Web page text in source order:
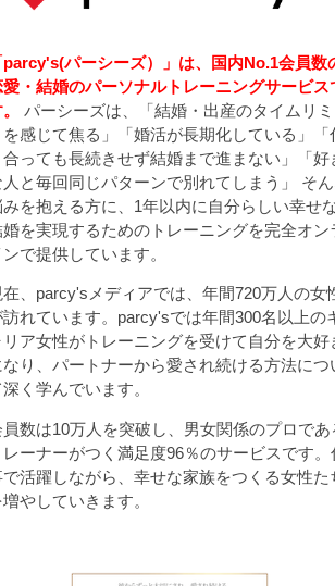
parcy's(パーシーズ）」は、国内No.1会員数
愛・結婚のパーソナルトレーニングサービス
パーシーズは、「結婚・出産のタイムリミ
を感じて焦る」「婚活が長期化している」「
合っても長続きせず結婚まで進まない」「好
人と毎回同じパターンで別れてしまう」 そ
みを抱える方に、1年以内に自分らしい幸せ
婚を実現するためのトレーニングを完全オン
で提供しています。
在、parcy'sメディアでは、年間720万人の女
訪れています。parcy'sでは年間300名以上の
リア女性がトレーニングを受けて自分を大好
なり、パートナーから愛され続ける方法につ
く学んでいます。
員数は10万人を突破し、男女関係のプロであ
レーナーがつく満足度96％のサービスです。
で活躍しながら、幸せな家族をつくる女性た
やしていきます。